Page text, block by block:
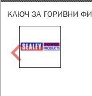
КЛЮЧ ЗА ГОРИВНИ